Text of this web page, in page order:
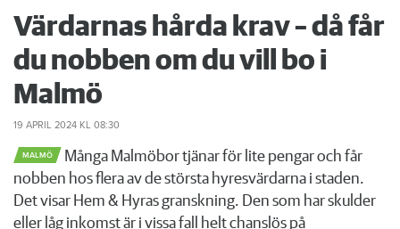
Värdarnas hårda krav – då får
du nobben om du vill bo i
Malmö
19 APRIL 2024 KL 08:30
MALMÖ
Många Malmöbor tjänar för lite pengar och får
nobben hos flera av de största hyresvärdarna i staden.
Det visar Hem & Hyras granskning. Den som har skulder
eller låg inkomst är i vissa fall helt chanslös på